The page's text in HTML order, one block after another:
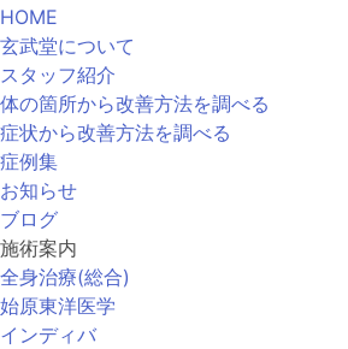
HOME
玄武堂について
スタッフ紹介
体の箇所から改善方法を調べる
症状から改善方法を調べる
症例集
お知らせ
ブログ
施術案内
全身治療(総合)
始原東洋医学
インディバ